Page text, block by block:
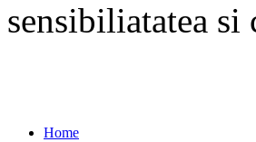
sensibiliatatea
Home